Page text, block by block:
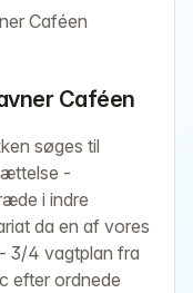
Caféen
Caféen
søges til
-
i indre
da en af vores
3/4 vagtplan fra
efter ordnede